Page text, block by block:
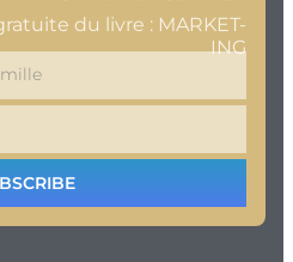
du livre : MARKET-
ING